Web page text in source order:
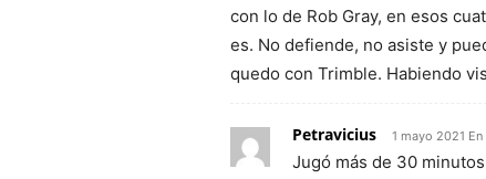
con lo de Rob Gray, en esos
es. No defiende, no asiste y
quedo con Trimble. Habiendo
Petravicius 1 mayo 2021 En
Jugó más de 30